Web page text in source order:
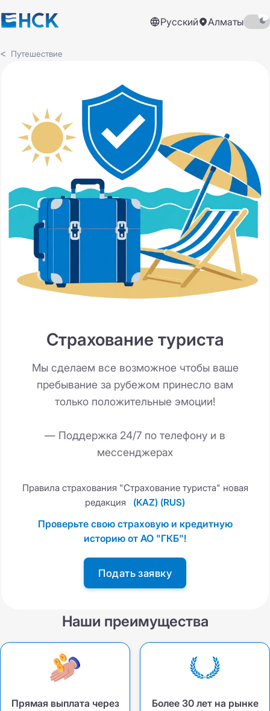
Русский Алматы
Путешествие
Страхование туриста
Мы сделаем все возможное чтобы ваше
пребывание за рубежом принесло вам
только положительные эмоции!
— Поддержка 24/7 по телефону и в
мессенджерах
Правила страхования "Страхование туриста" новая
редакция
(KAZ) (RUS)
Проверьте свою страховую и кредитную
историю от АО "ГКБ"!
Подать заявку
Наши преимущества
Прямая выплата через
Более 30 лет на рынке